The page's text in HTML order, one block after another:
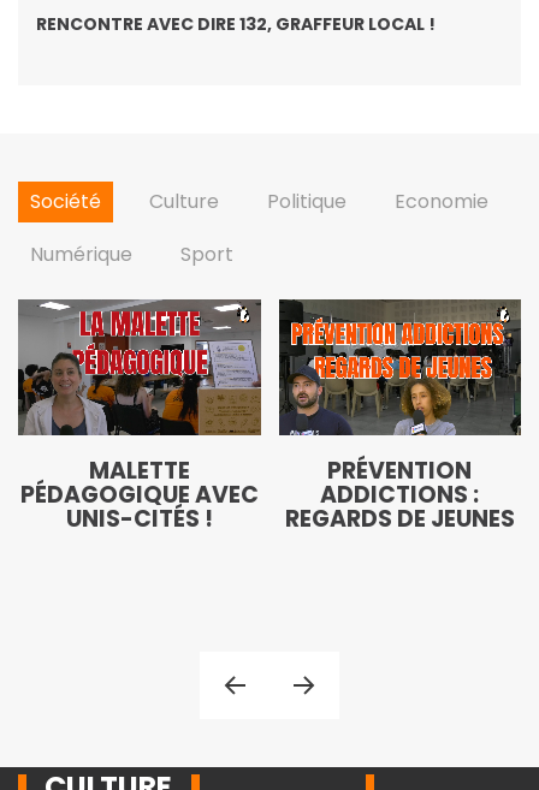
RENCONTRE AVEC DIRE 132, GRAFFEUR LOCAL !
Société Culture Politique
Economie
Numérique
Sport
MALETTE
PÉDAGOGIQUE AVEC
UNIS-CITÉS !
PRÉVENTION
ADDICTIONS :
REGARDS DE JEUNES